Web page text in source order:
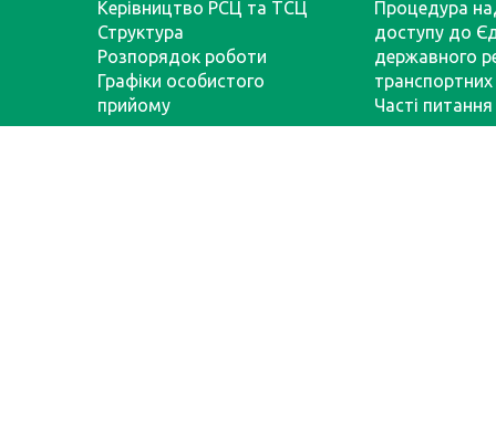
Керівництво РСЦ та ТСЦ
Структура
Розпорядок роботи
Графіки особистого
прийому
Процедура
доступу до
державного
транспортних
Часті питання